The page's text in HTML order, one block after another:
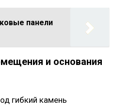
панели
и основания